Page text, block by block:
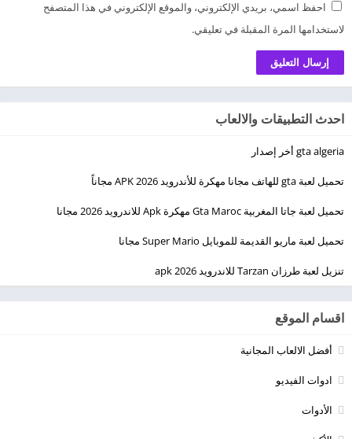
احفظ اسمي، بريدي الإلكتروني، والموقع الإلكتروني في هذا المتصفح
لاستخدامها المرة المقبلة في تعليقي.
احدث التطبيقات والالعاب
gta algeria أخر إصدار
تحميل لعبة gta للهاتف مجانا مهكرة للأندرويد 2026 APK مجاناً
تحميل لعبة جاتا المغربية Gta Maroc مهكرة Apk للاندرويد 2026 مجانا
تحميل لعبة ماريو القديمة للموبايل Super Mario مجانا
تنزيل لعبة طرزان Tarzan للاندرويد apk 2026
اقسام الموقع
أفضل الالعاب المجانية
ادوات الفيديو
الأدوات